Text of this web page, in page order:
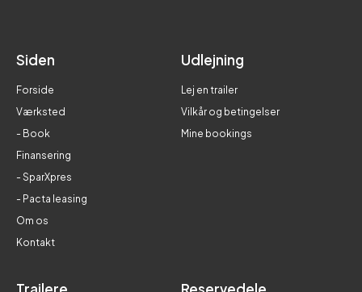
Siden
Forside
Værksted
- Book
Finansering
- SparXpres
- Pacta leasing
Om os
Kontakt
Udlejning
Lej en trailer
Vilkår og betingelser
Mine bookings
Trailere Reservedele